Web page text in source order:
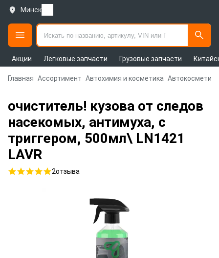
Минск
Акции Легковые запчасти Грузовые запчасти
Главная Ассортимент Автохимия и косметика Автокосметика
очиститель! кузова от следов
насекомых, антимуха, с
триггером, 500мл\ LN1421
LAVR
2отзыва